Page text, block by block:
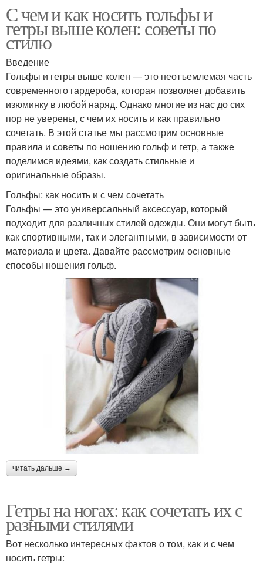
С чем и как носить гольфы и
гетры выше колен: советы по
стилю
Введение
Гольфы и гетры выше колен — это неотъемлемая часть
современного гардероба, которая позволяет добавить
изюминку в любой наряд. Однако многие из нас до сих
пор не уверены, с чем их носить и как правильно
сочетать. В этой статье мы рассмотрим основные
правила и советы по ношению гольф и гетр, а также
поделимся идеями, как создать стильные и
оригинальные образы.
Гольфы: как носить и с чем сочетать
Гольфы — это универсальный аксессуар, который
подходит для различных стилей одежды. Они могут быть
как спортивными, так и элегантными, в зависимости от
материала и цвета. Давайте рассмотрим основные
способы ношения гольф.
читать дальше →
Гетры на ногах: как сочетать их с
разными стилями
Вот несколько интересных фактов о том, как и с чем
носить гетры: